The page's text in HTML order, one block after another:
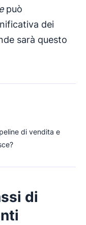
può
dei
sarà questo
di vendita e
di